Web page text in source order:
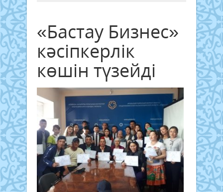
«Бастау Бизнес»
кәсіпкерлік
көшін түзейді